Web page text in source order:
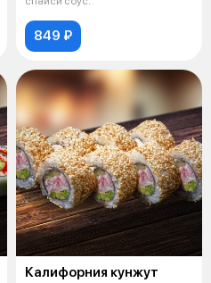
849 ₽
Калифорния кунжут